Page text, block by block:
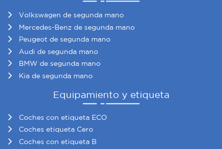
Volkswagen de segunda mano
Mercedes-Benz de segunda mano
Peugeot de segunda mano
Audi de segunda mano
BMW de segunda mano
Kia de segunda mano
Equipamiento y etiqueta
Coches con etiqueta ECO
Coches etiqueta Cero
Coches con etiqueta B